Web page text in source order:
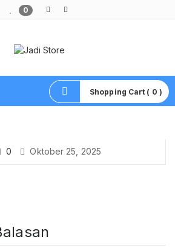
0
Shopping Cart ( 0 )
0 Oktober 25, 2025